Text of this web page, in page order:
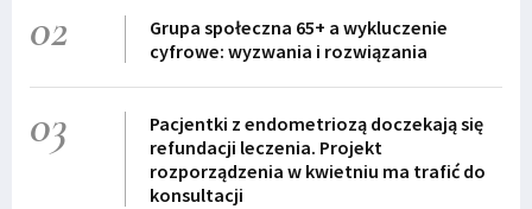
02
Grupa społeczna 65+ a wykluczenie
cyfrowe: wyzwania i rozwiązania
03
Pacjentki z endometriozą doczekają się
refundacji leczenia. Projekt
rozporządzenia w kwietniu ma trafić do
konsultacji